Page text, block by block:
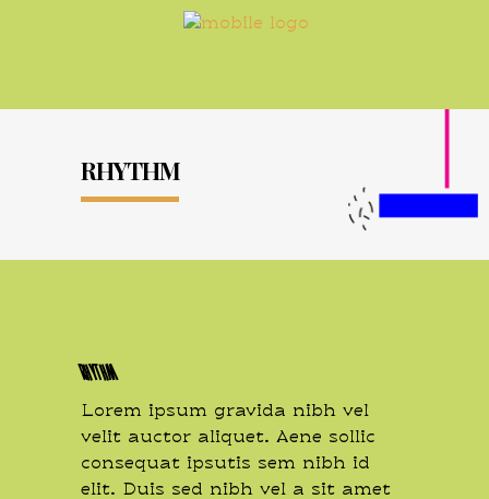
RHYTHM
RHYTHM
Lorem ipsum gravida nibh vel
velit auctor aliquet. Aene sollic
consequat ipsutis sem nibh id
elit. Duis sed nibh vel a sit amet